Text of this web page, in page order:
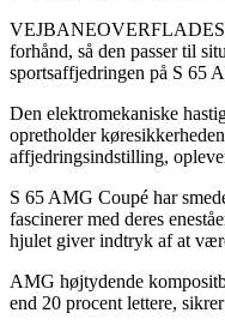
forhånd, så den passer til
sportsaffjedringen på S 65
Den elektromekaniske
opretholder
affjedringsindstilling,
S 65 AMG Coupé har
fascinerer med deres
hjulet giver indtryk af at
AMG højtydende
end 20 procent lettere,